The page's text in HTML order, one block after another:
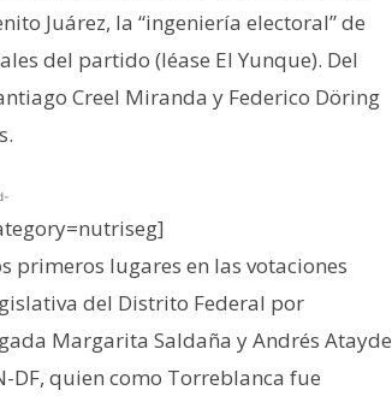
Juárez, la “ingeniería electoral” de
del partido (léase El Yunque). Del
Creel Miranda y Federico Döring
primeros lugares en las votaciones
del Distrito Federal por
Margarita Saldaña y Andrés Atayde
DF, quien como Torreblanca fue